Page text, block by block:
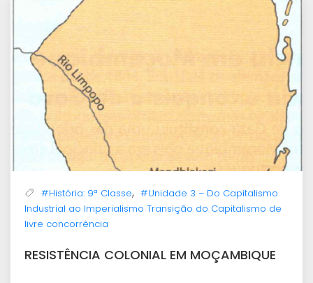
#História: 9ª Classe, #Unidade 3 – Do Capitalismo
Industrial ao Imperialismo Transição do Capitalismo de
livre concorrência
RESISTÊNCIA COLONIAL EM MOÇAMBIQUE